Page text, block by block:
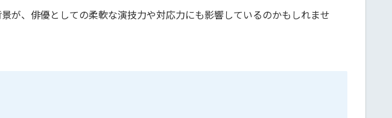
が、俳優としての柔軟な演技力や対応力にも影響しているのかもしれませ